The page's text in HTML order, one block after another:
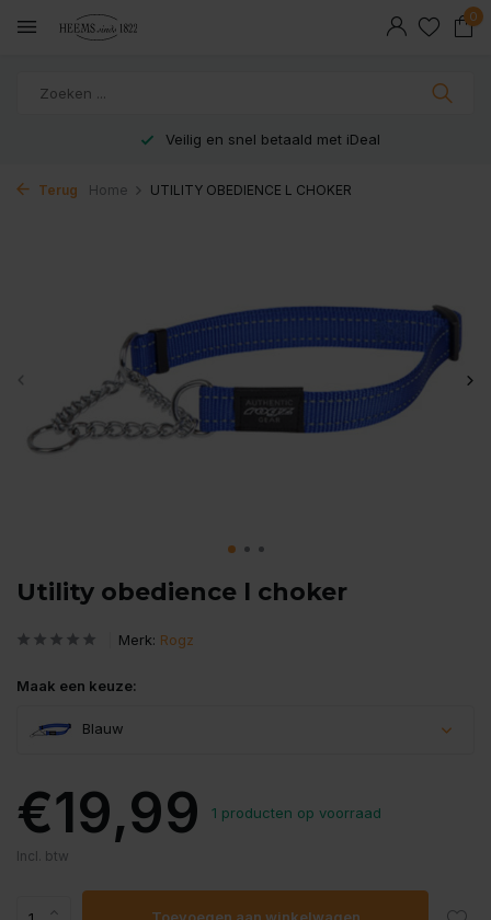
0
Veilig en snel betaald met iDeal
Terug Home UTILITY OBEDIENCE L CHOKER
Utility obedience l choker
Merk: Rogz
Maak een keuze:
Blauw
€19,99 1 producten op voorraad
Incl. btw